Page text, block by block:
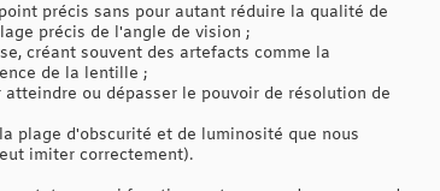
précis sans pour autant réduire la qualité de
précis de l'angle de vision ;
créant souvent des artefacts comme la
de la lentille ;
ou dépasser le pouvoir de résolution de
plage d'obscurité et de luminosité que nous
imiter correctement).